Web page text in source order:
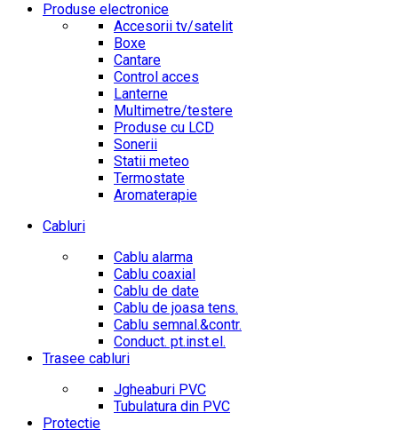
Produse electronice
Accesorii tv/satelit
Boxe
Cantare
Control acces
Lanterne
Multimetre/testere
Produse cu LCD
Sonerii
Statii meteo
Termostate
Aromaterapie
Cabluri
Cablu alarma
Cablu coaxial
Cablu de date
Cablu de joasa tens.
Cablu semnal.&contr.
Conduct. pt.inst.el.
Trasee cabluri
Jgheaburi PVC
Tubulatura din PVC
Protectie